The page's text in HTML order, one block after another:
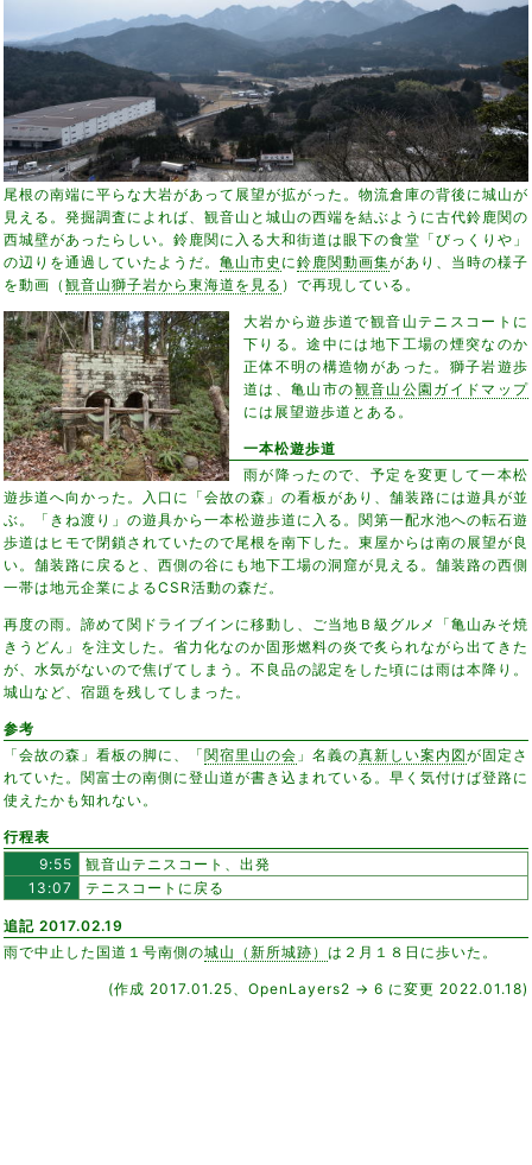
尾根の南端に平らな大岩があって展望が拡がった。物流倉庫の背後に城山が
見える。発掘調査によれば、観音山と城山の西端を結ぶように古代鈴鹿関の
西城壁があったらしい。鈴鹿関に入る大和街道は眼下の食堂「びっくりや」
の辺りを通過していたようだ。 亀山市史 に鈴鹿関動画集があり、当時の様子
を動画（ 観音山獅子岩から東海道を見る ）で再現している。
大岩から遊歩道で観音山テニスコートに
下りる。途中には地下工場の煙突なのか
正体不明の構造物があった。獅子岩遊歩
道は、亀山市の観音山公園ガイドマップ
には展望遊歩道とある。
一本松遊歩道
雨が降ったので、予定を変更して一本松
遊歩道へ向かった。入口に「会故の森」の看板があり、舗装路には遊具が並
ぶ。「きね渡り」の遊具から一本松遊歩道に入る。関第一配水池への転石遊
歩道はヒモで閉鎖されていたので尾根を南下した。東屋からは南の展望が良
い。舗装路に戻ると、西側の谷にも地下工場の洞窟が見える。舗装路の西側
一帯は地元企業によるCSR活動の森だ。
再度の雨。諦めて関ドライブインに移動し、ご当地Ｂ級グルメ「亀山みそ焼
きうどん」を注文した。省力化なのか固形燃料の炎で炙られながら出てきた
が、水気がないので焦げてしまう。不良品の認定をした頃には雨は本降り。
城山など、宿題を残してしまった。
参考
「会故の森」看板の脚に、「関宿里山の会 」名義の真新しい案内図が固定さ
れていた。関富士の南側に登山道が書き込まれている。早く気付けば登路に
使えたかも知れない。
行程表
9:55
観音山テニスコート、出発
13:07
テニスコートに戻る
追記 2017.02.19
雨で中止した国道１号南側の城山（新所城跡） は２月１８日に歩いた。
(作成 2017.01.25、OpenLayers2 → 6 に変更 2022.01.18)